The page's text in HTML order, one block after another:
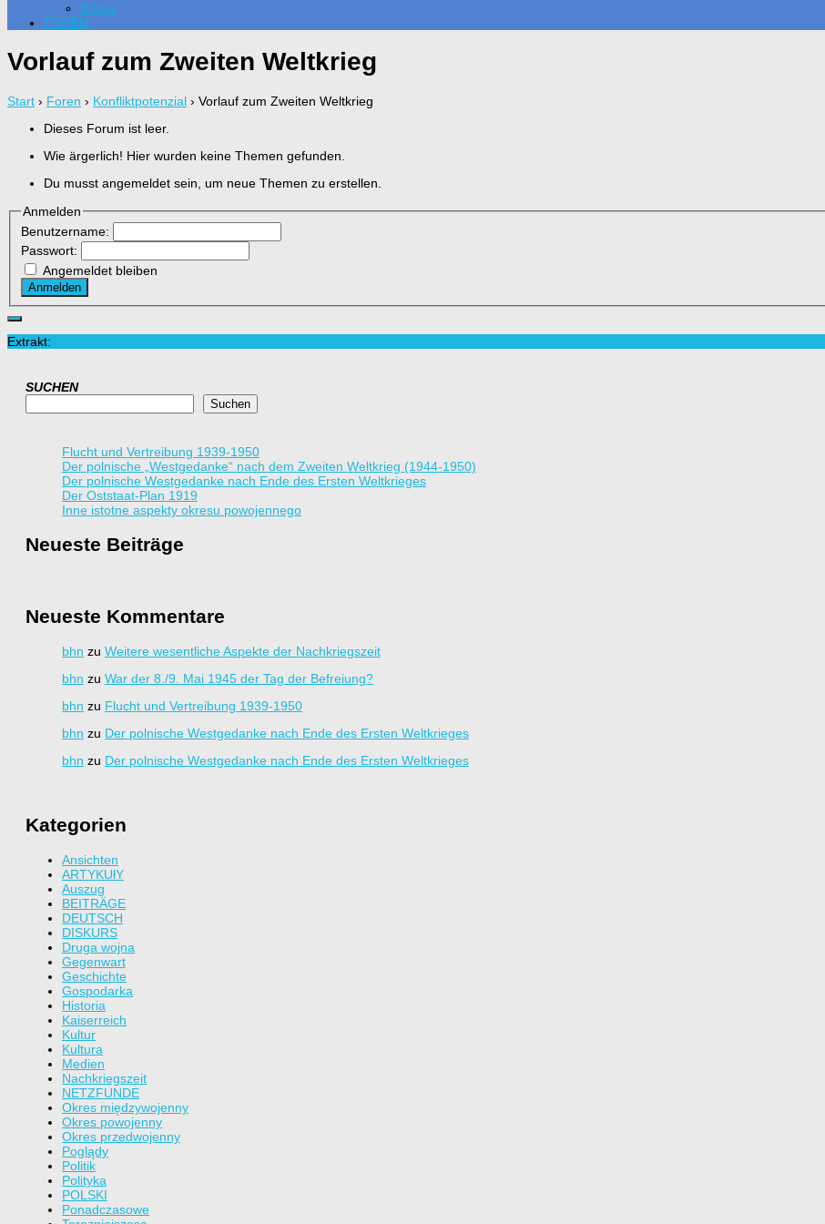
Bonus
FOREN
Vorlauf zum Zweiten Weltkrieg
Start › Foren › Konfliktpotenzial › Vorlauf zum Zweiten Weltkrieg
Dieses Forum ist leer.
Wie ärgerlich! Hier wurden keine Themen gefunden.
Du musst angemeldet sein, um neue Themen zu erstellen.
Anmelden
Benutzername:
Passwort:
Angemeldet bleiben
Anmelden
Extrakt:
SUCHEN
Suchen
Flucht und Vertreibung 1939-1950
Der polnische „Westgedanke“ nach dem Zweiten Weltkrieg (1944-1950)
Der polnische Westgedanke nach Ende des Ersten Weltkrieges
Der Oststaat-Plan 1919
Inne istotne aspekty okresu powojennego
Neueste Beiträge
Neueste Kommentare
bhn zu Weitere wesentliche Aspekte der Nachkriegszeit
bhn zu War der 8./9. Mai 1945 der Tag der Befreiung?
bhn zu Flucht und Vertreibung 1939-1950
bhn zu Der polnische Westgedanke nach Ende des Ersten Weltkrieges
bhn zu Der polnische Westgedanke nach Ende des Ersten Weltkrieges
Kategorien
Ansichten
ARTYKUłY
Auszug
BEITRÄGE
DEUTSCH
DISKURS
Druga wojna
Gegenwart
Geschichte
Gospodarka
Historia
Kaiserreich
Kultur
Kultura
Medien
Nachkriegszeit
NETZFUNDE
Okres międzywojenny
Okres powojenny
Okres przedwojenny
Poglądy
Politik
Polityka
POLSKI
Ponadczasowe